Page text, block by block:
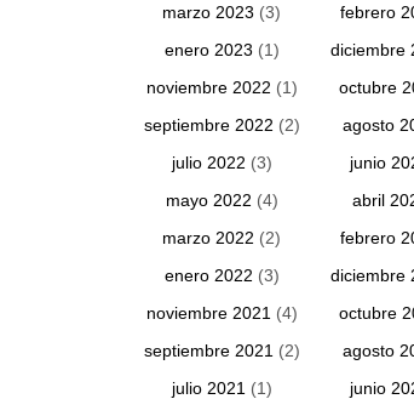
marzo 2023 (3) febrero
enero 2023 (1) diciembre
noviembre 2022 (1) octubre
septiembre 2022 (2) agosto
julio 2022 (3) junio
mayo 2022 (4) abril
marzo 2022 (2) febrero
enero 2022 (3) diciembre
noviembre 2021 (4) octubre
septiembre 2021 (2) agosto
julio 2021 (1) junio